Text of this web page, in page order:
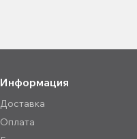
Информация
Доставка
Оплата